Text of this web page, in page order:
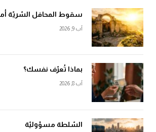
سقوط المحافل السّريّة
آب 9, 2026
بماذا تُعرّف نفسك؟
آب 8, 2026
السّلطة مسؤوليّة